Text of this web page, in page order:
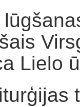
Lielo